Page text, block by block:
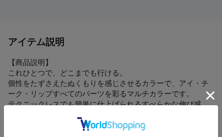
アイテム説明
【商品説明】
これひとつで、どこまでも行ける。
個性をたずさえたぬくもりを感じさせるカラーで、アイ・チ
ーク・リップすべてのパーツを彩るマルチカラーです。
テクニックレスでも簡単に仕上げられるすべらかな伸び感
1色でのワントーンメイクも、カラーを重ねたグラデーション